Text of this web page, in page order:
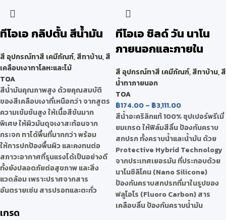
ทีโอเอ กลิปตั้น สีน้ำมัน
สี อุปกรณ์ทาสี เคมีภัณฑ์,สีทาบ้าน,สี
เคลือบเงาทาโลหะและไม้
TOA
สีน้ำมันคุณภาพสูง ด้วยคุณสมบัติ
ของสีเคลือบเงาที่เหนือกว่า จากสูตร
ความเข้มข้นสูง ให้เนื้อสีข้นมาก
พิเศษ ให้ผิวมันดุจเงาสะท้อนจาก
กระจก ทาได้พื้นที่มากกว่า พร้อม
ให้การปกป้องพื้นผิว และคงทนต่อ
สภาวะอากาศที่รุนแรงได้เป็นอย่างดี
ทั้งยังปลอดภัยต่อสุขภาพ และสิ่ง
แวดล้อม เพราะปราศจากสาร
อันตรายเช่น สารปรอทและตะกั่ว
เกรด
ทีโอเอ ชิลด์ วัน นาโน
ภายนอกและภายใน
สี อุปกรณ์ทาสี เคมีภัณฑ์,สีทาบ้าน,สี
น้ำทาภายนอก
TOA
฿174.00– ฿3,111.00
สีน้ำอะคริลิกแท้ 100% ซุปเปอร์พรีเมี่
ยมเกรด ให้ฟิล์มสีลื่น ป้องกันคราบ
สกปรก ทั้งคราบน้ำและน้ำมัน ด้วย
Protective Hybrid Technology
จากประเทศเยอรมัน ที่ประกอบด้วย
นาโนซิลิโคน (Nano Silicone)
ป้องกันคราบสกปรกที่มาในรูปของ
ฟลูโอโร (Fluoro Carbon) สาร
เคลือบลื่น ป้องกันคราบน้ำมัน